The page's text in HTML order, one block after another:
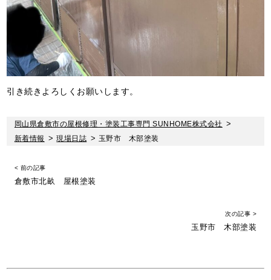
引き続きよろしくお願いします。
岡山県倉敷市の屋根修理・塗装工事専門 SUNHOME株式会社 >
新着情報 >現場日誌 > 玉野市 木部塗装
< 前の記事
倉敷市北畝 屋根塗装
次の記事 >
玉野市 木部塗装